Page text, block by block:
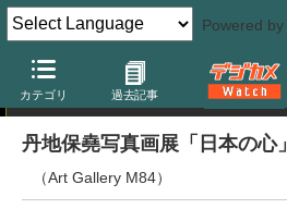
Powered by
カテゴリ 過去記事
ニュース
丹地保堯写真画展「日本の心」
（Art Gallery M84）